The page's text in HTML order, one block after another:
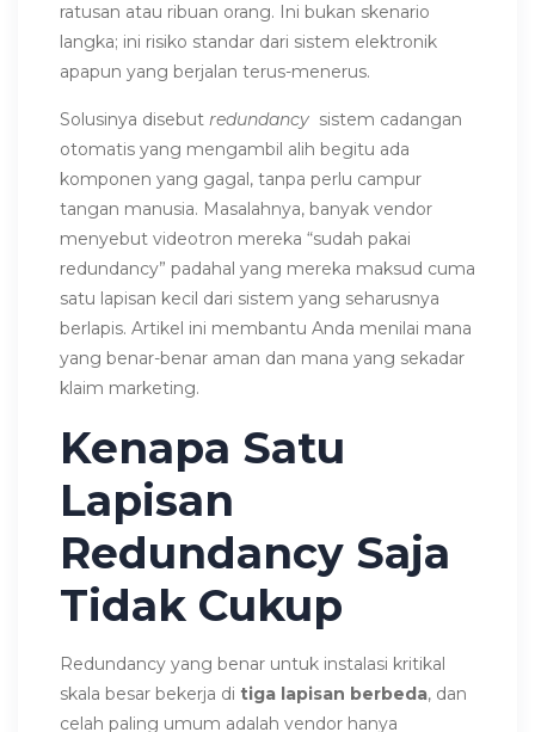
ratusan atau ribuan orang. Ini bukan skenario
langka; ini risiko standar dari sistem elektronik
apapun yang berjalan terus-menerus.
Solusinya disebut redundancy sistem cadangan
otomatis yang mengambil alih begitu ada
komponen yang gagal, tanpa perlu campur
tangan manusia. Masalahnya, banyak vendor
menyebut videotron mereka “sudah pakai
redundancy” padahal yang mereka maksud cuma
satu lapisan kecil dari sistem yang seharusnya
berlapis. Artikel ini membantu Anda menilai mana
yang benar-benar aman dan mana yang sekadar
klaim marketing.
Kenapa Satu
Lapisan
Redundancy Saja
Tidak Cukup
Redundancy yang benar untuk instalasi kritikal
skala besar bekerja di tiga lapisan berbeda, dan
celah paling umum adalah vendor hanya